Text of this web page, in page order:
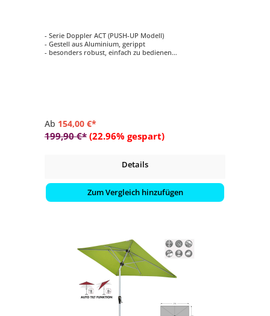
- Serie Doppler ACT (PUSH-UP Modell)
- Gestell aus Aluminium, gerippt
- besonders robust, einfach zu bedienen
Ab 154,00 €*
199,90 €* (22.96% gespart)
Details
Zum Vergleich hinzufügen